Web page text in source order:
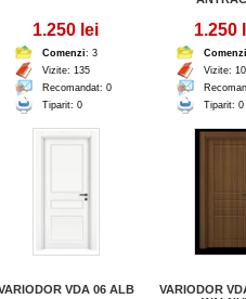
1.250 lei
Comenzi: 3
Vizite: 135
Recomandat: 0
Tiparit: 0
1.250
Comenzi
Vizite:
Tiparit: 0
VDA 06 ALB
VARIODOR